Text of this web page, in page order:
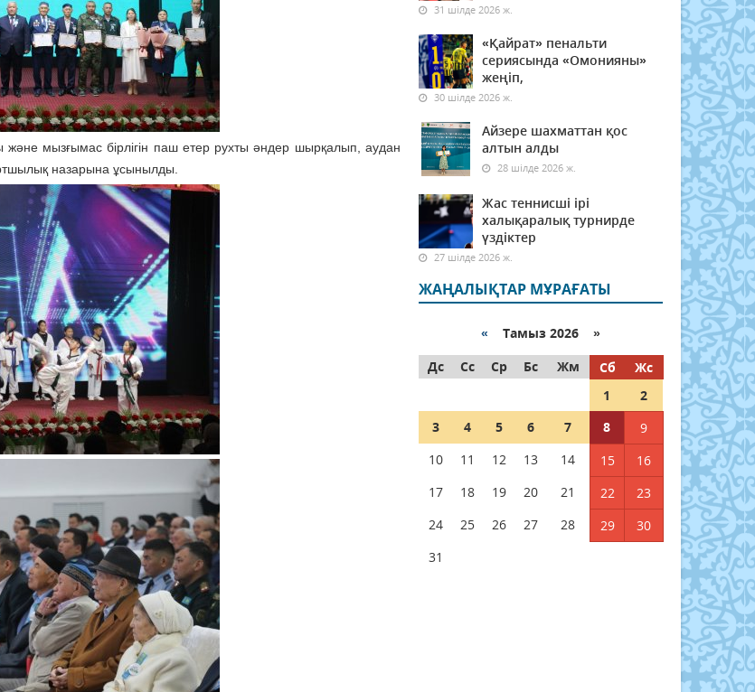
мызғымас бірлігін паш етер рухты әндер шырқалып, аудан
назарына ұсынылды.
31 шілде 2026 ж.
«Қайрат» пенальти
сериясында «Омонияны»
жеңіп,
30 шілде 2026 ж.
Айзере шахматтан қос
алтын алды
28 шілде 2026 ж.
Жас теннисші ірі
халықаралық турнирде
үздіктер
27 шілде 2026 ж.
ЖАҢАЛЫҚТАР МҰРАҒАТЫ
« Тамыз 2026 »
Дс
Сс Ср Бс Жм Сб
Жс
1
2
3
4 5 6 7 8
9
10
11 12 13 14 15
16
17
18 19 20 21 22
23
24
25 26 27 28 29
30
31